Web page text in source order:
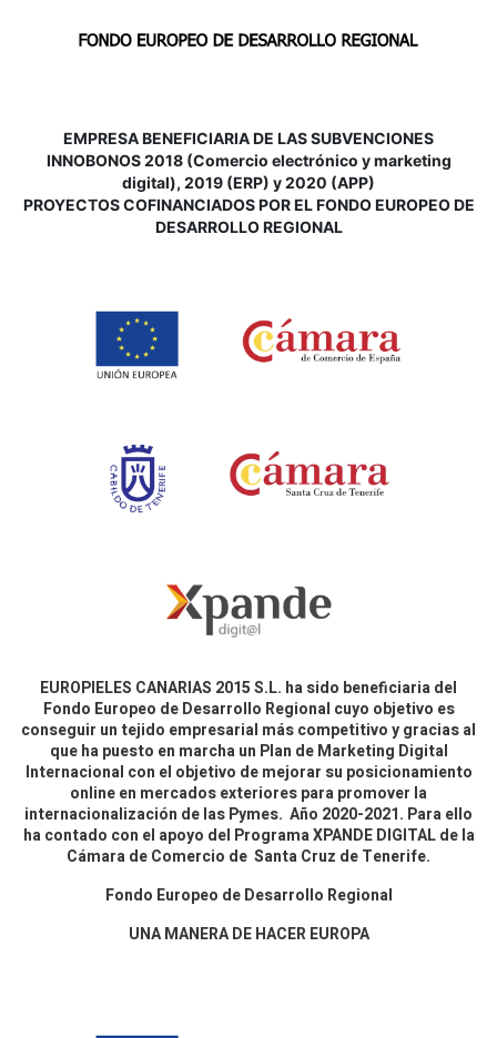
EMPRESA BENEFICIARIA DE LAS SUBVENCIONES
INNOBONOS 2018 (Comercio electrónico y marketing
digital), 2019 (ERP) y 2020 (APP)
PROYECTOS COFINANCIADOS POR EL FONDO EUROPEO DE
DESARROLLO REGIONAL
EUROPIELES CANARIAS 2015 S.L. ha sido beneficiaria del
Fondo Europeo de Desarrollo Regional cuyo objetivo es
conseguir un tejido empresarial más competitivo y gracias al
que ha puesto en marcha un Plan de Marketing Digital
Internacional con el objetivo de mejorar su posicionamiento
online en mercados exteriores para promover la
internacionalización de las Pymes. Año 2020-2021. Para ello
ha contado con el apoyo del Programa XPANDE DIGITAL de la
Cámara de Comercio de Santa Cruz de Tenerife.
Fondo Europeo de Desarrollo Regional
UNA MANERA DE HACER EUROPA